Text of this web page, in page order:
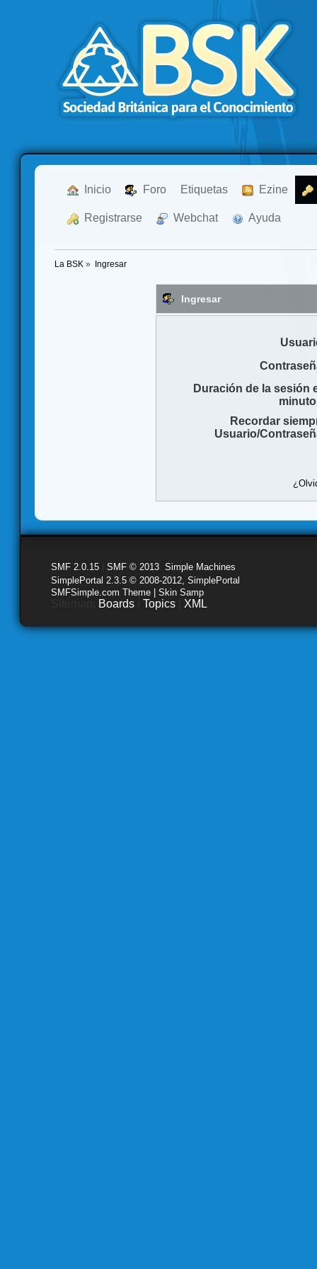
Inicio Foro Etiquetas Ezine
Registrarse Webchat Ayuda
La BSK » Ingresar
Ingresar
Duración de la sesión
Recordar
Usuario/
SMF 2.0.15 SMF © 2013 Simple Machines
SimplePortal 2.3.5 © 2008-2012, SimplePortal
SMFSimple.com Theme | Skin Samp
Boards Topics XML